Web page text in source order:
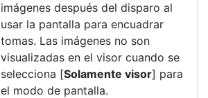
imágenes después del disparo al
usar la pantalla para encuadrar
tomas. Las imágenes no son
visualizadas en el visor cuando se
selecciona [Solamente visor] para
el modo de pantalla.